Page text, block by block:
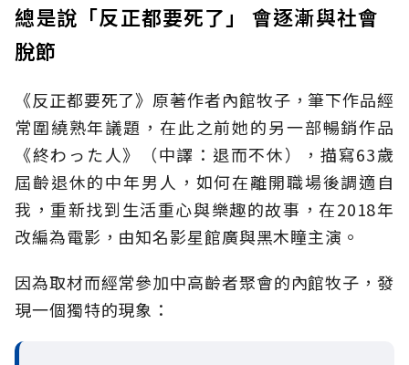
總是說「反正都要死了」 會逐漸與社會
脫節
《反正都要死了》原著作者內館牧子，筆下作品經
常圍繞熟年議題，在此之前她的另一部暢銷作品
《終わった人》（中譯：退而不休），描寫63歲
屆齡退休的中年男人，如何在離開職場後調適自
我，重新找到生活重心與樂趣的故事，在2018年
改編為電影，由知名影星館廣與黑木瞳主演。
因為取材而經常參加中高齡者聚會的內館牧子，發
現一個獨特的現象：